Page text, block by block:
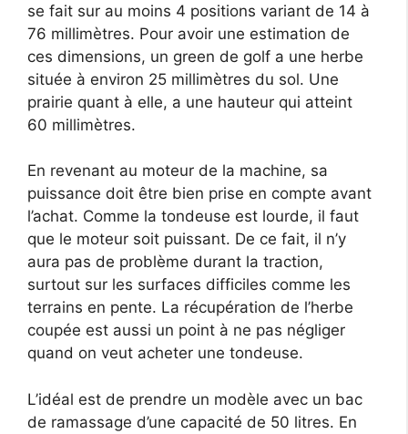
se fait sur au moins 4 positions variant de 14 à
76 millimètres. Pour avoir une estimation de
ces dimensions, un green de golf a une herbe
située à environ 25 millimètres du sol. Une
prairie quant à elle, a une hauteur qui atteint
60 millimètres.
En revenant au moteur de la machine, sa
puissance doit être bien prise en compte avant
l’achat. Comme la tondeuse est lourde, il faut
que le moteur soit puissant. De ce fait, il n’y
aura pas de problème durant la traction,
surtout sur les surfaces difficiles comme les
terrains en pente. La récupération de l’herbe
coupée est aussi un point à ne pas négliger
quand on veut acheter une tondeuse.
L’idéal est de prendre un modèle avec un bac
de ramassage d’une capacité de 50 litres. En